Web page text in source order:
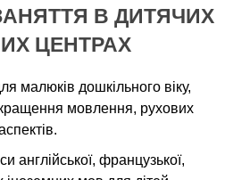
В ДИТЯЧИХ
ЦЕНТРАХ
малюків дошкільного віку,
мовлення, рухових
англійської, французької,